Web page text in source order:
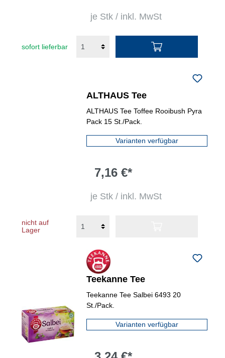
je Stk / inkl. MwSt
sofort lieferbar
ALTHAUS Tee
ALTHAUS Tee Toffee Rooibush Pyra
Pack 15 St./Pack.
Varianten verfügbar
7,16 €*
je Stk / inkl. MwSt
nicht auf
Lager
Teekanne Tee
Teekanne Tee Salbei 6493 20
St./Pack.
Varianten verfügbar